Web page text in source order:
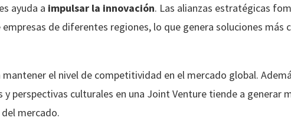
ayuda a impulsar la innovación. Las alianzas estratégicas
de diferentes regiones, lo que genera soluciones más
mantener el nivel de competitividad en el mercado global.
perspectivas culturales en una Joint Venture tiende a generar
mercado.